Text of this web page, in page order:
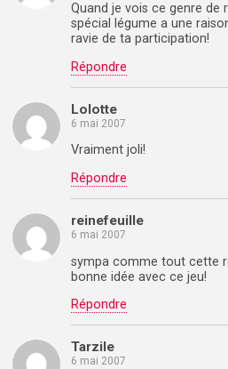
Quand je vois ce genre de
spécial légume a une
ravie de ta participation!
Répondre
Lolotte
6 mai 2007
Vraiment joli!
Répondre
reinefeuille
6 mai 2007
sympa comme tout cette
bonne idée avec ce jeu!
Répondre
Tarzile
6 mai 2007